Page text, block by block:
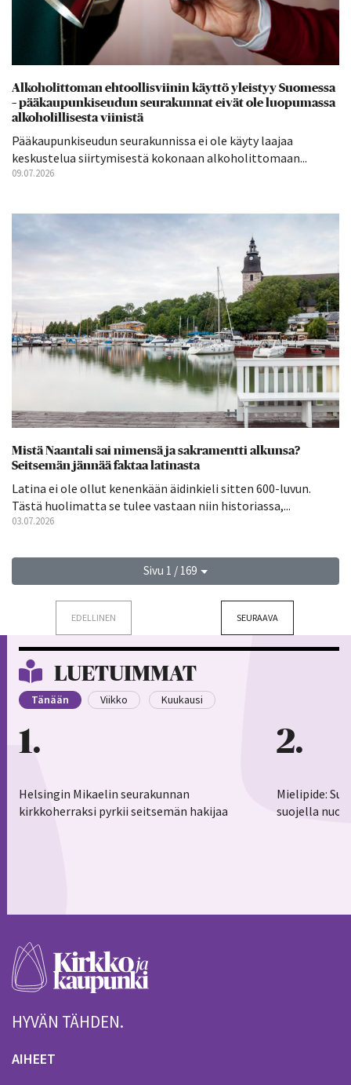
Alkoholittoman ehtoollisviinin käyttö yleistyy Suomessa
– pääkaupunkiseudun seurakunnat eivät ole luopumassa
alkoholillisesta viinistä
Pääkaupunkiseudun seurakunnissa ei ole käyty laajaa
keskustelua siirtymisestä kokonaan alkoholittomaan...
09.07.2026
Mistä Naantali sai nimensä ja sakramentti alkunsa?
Seitsemän jännää faktaa latinasta
Latina ei ole ollut kenenkään äidinkieli sitten 600-luvun.
Tästä huolimatta se tulee vastaan niin historiassa,...
03.07.2026
Sivu 1 / 169
EDELLINEN SEURAAVA
LUETUIMMAT
Tänään Viikko Kuukausi
1
Helsingin Mikaelin seurakunnan
kirkkoherraksi pyrkii seitsemän hakijaa
2
Mielipide:
suojella
HYVÄN TÄHDEN.
AIHEET